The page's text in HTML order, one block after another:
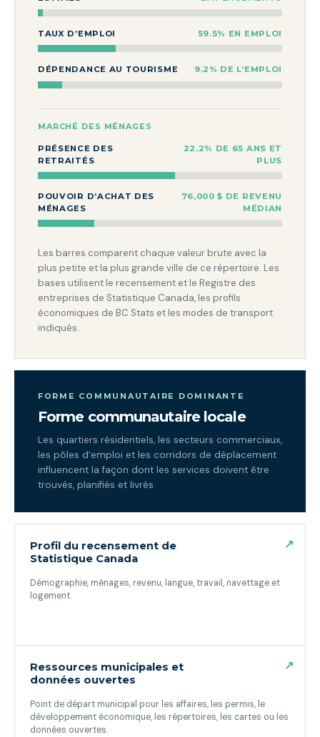
TAUX D’EMPLOI 59.5% EN EMPLOI
DÉPENDANCE AU TOURISME 9.2% DE L’EMPLOI
MARCHÉ DES MÉNAGES
PRÉSENCE DES
RETRAITÉS
22.2% DE 65 ANS ET
PLUS
POUVOIR D’ACHAT DES
MÉNAGES
76,000 $ DE REVENU
MÉDIAN
Les barres comparent chaque valeur brute avec la
plus petite et la plus grande ville de ce répertoire. Les
bases utilisent le recensement et le Registre des
entreprises de Statistique Canada, les profils
économiques de BC Stats et les modes de transport
indiqués.
FORME COMMUNAUTAIRE DOMINANTE
Forme communautaire locale
Les quartiers résidentiels, les secteurs commerciaux,
les pôles d’emploi et les corridors de déplacement
influencent la façon dont les services doivent être
trouvés, planifiés et livrés.
Profil du recensement de
Statistique Canada
Démographie, ménages, revenu, langue, travail, navettage et
logement.
↗
Ressources municipales et
données ouvertes
Point de départ municipal pour les affaires, les permis, le
développement économique, les répertoires, les cartes ou les
données ouvertes.
↗